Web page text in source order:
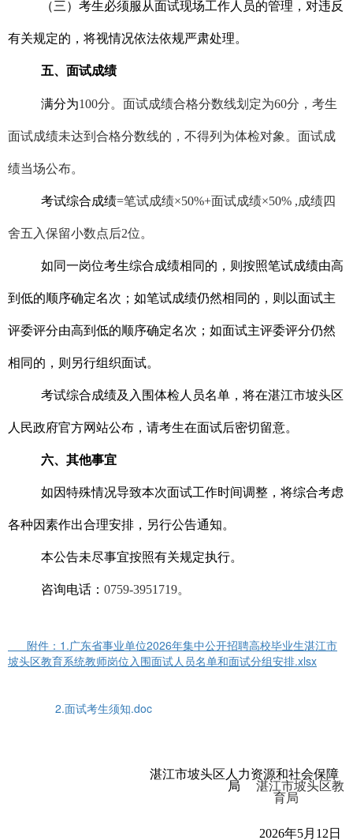
（三）考生必须服从面试现场工作人员的管理，对违反
有关规定的，将视情况依法依规严肃处理。
五、面试成绩
满分为100分。面试成绩合格分数线划定为60分，考生
面试成绩未达到合格分数线的，不得列为体检对象。面试成
绩当场公布。
考试综合成绩=笔试成绩×50%+面试成绩×50% ,成绩四
舍五入保留小数点后2位。
如同一岗位考生综合成绩相同的，则按照笔试成绩由高
到低的顺序确定名次；如笔试成绩仍然相同的，则以面试主
评委评分由高到低的顺序确定名次；如面试主评委评分仍然
相同的，则另行组织面试。
考试综合成绩及入围体检人员名单，将在湛江市坡头区
人民政府官方网站公布，请考生在面试后密切留意。
六、其他事宜
如因特殊情况导致本次面试工作时间调整，将综合考虑
各种因素作出合理安排，另行公告通知。
本公告未尽事宜按照有关规定执行。
咨询电话：0759-3951719。
附件：1.广东省事业单位2026年集中公开招聘高校毕业生湛江市
坡头区教育系统教师岗位入围面试人员名单和面试分组安排.xlsx
2.面试考生须知.doc
湛江市坡头区人力资源和社会保障
局 湛江市坡头区教
育局
2026年5月 12 日